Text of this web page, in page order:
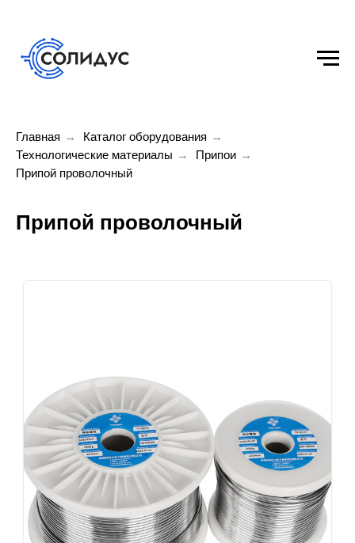
Главная → Каталог оборудования →
Технологические материалы → Припои →
Припой проволочный
Припой проволочный